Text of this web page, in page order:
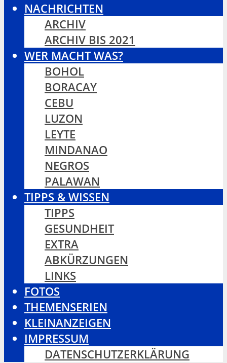
NACHRICHTEN
ARCHIV
ARCHIV BIS 2021
WER MACHT WAS?
BOHOL
BORACAY
CEBU
LUZON
LEYTE
MINDANAO
NEGROS
PALAWAN
TIPPS & WISSEN
TIPPS
GESUNDHEIT
EXTRA
ABKÜRZUNGEN
LINKS
FOTOS
THEMENSERIEN
KLEINANZEIGEN
IMPRESSUM
DATENSCHUTZERKLÄRUNG